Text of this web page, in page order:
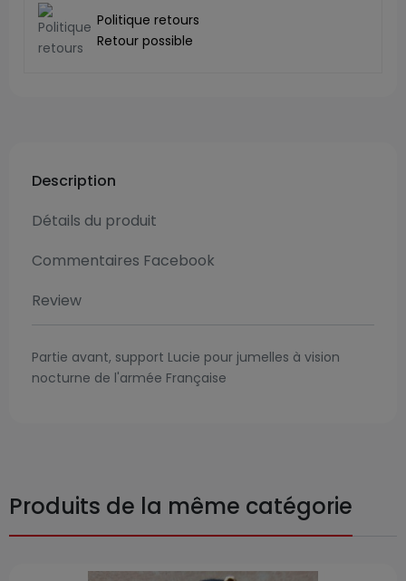
Politique retours
Retour possible
Description
Détails du produit
Commentaires Facebook
Review
Partie avant, support Lucie pour jumelles à vision
nocturne de l'armée Française
Produits de la même catégorie